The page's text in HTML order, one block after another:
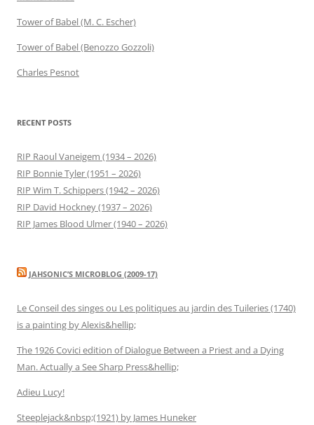
Tower of Babel (M. C. Escher)
Tower of Babel (Benozzo Gozzoli)
Charles Pesnot
RECENT POSTS
RIP Raoul Vaneigem (1934 – 2026)
RIP Bonnie Tyler (1951 – 2026)
RIP Wim T. Schippers (1942 – 2026)
RIP David Hockney (1937 – 2026)
RIP James Blood Ulmer (1940 – 2026)
JAHSONIC’S MICROBLOG (2009-17)
Le Conseil des singes ou Les politiques au jardin des Tuileries (1740)
is a painting by Alexis&hellip;
The 1926 Covici edition of Dialogue Between a Priest and a Dying
Man. Actually a See Sharp Press&hellip;
Adieu Lucy!
Steeplejack&nbsp;(1921) by James Huneker